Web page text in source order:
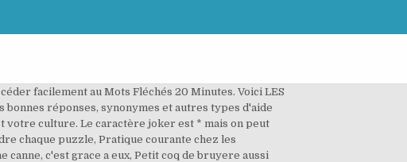
facilement au Mots Fléchés 20 Minutes. Voici LES
bonnes réponses, synonymes et autres types d'aide
votre culture. Le caractère joker est * mais on peut
chaque puzzle, Pratique courante chez les
canne, c'est grace a eux, Petit coq de bruyere aussi